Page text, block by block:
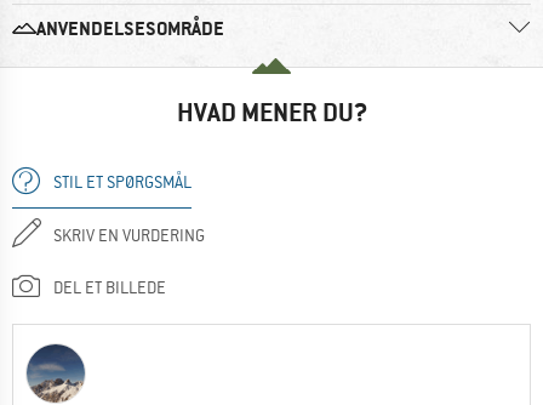
ANVENDELSESOMRÅDE
HVAD MENER DU?
STIL ET SPØRGSMÅL
SKRIV EN VURDERING
DEL ET BILLEDE